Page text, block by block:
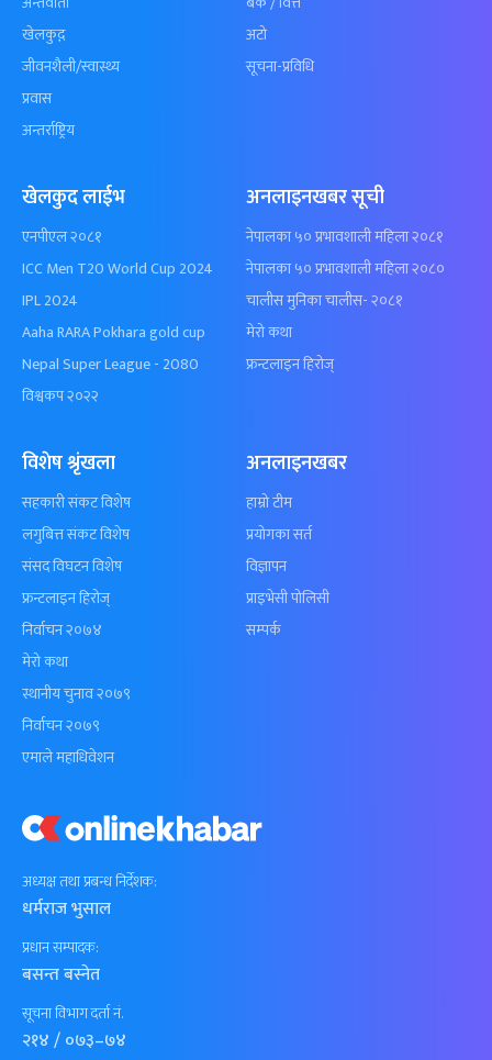
अध्यक्ष तथा प्रबन्ध निर्देशक:
धर्मराज भुसाल
प्रधान सम्पादक:
बसन्त बस्नेत
सूचना विभाग दर्ता नं.
२१४ / ०७३–७४
खेलकुद़़
जीवनशैली/स्वास्थ्य
प्रवास
अन्तर्राष्ट्रिय
अटो
सूचना-प्रविधि
खेलकुद लाईभ
एनपीएल २०८१
ICC Men T20 World Cup 2024
IPL 2024
Aaha RARA Pokhara gold cup
Nepal Super League - 2080
विश्वकप २०२२
अनलाइनखबर सूची
नेपालका ५० प्रभावशाली महिला २०८१
नेपालका ५० प्रभावशाली महिला २०८०
चालीस मुनिका चालीस- २०८१
मेरो कथा
फ्रन्टलाइन हिरोज्
विशेष श्रृंखला
सहकारी संकट विशेष
लगुबित्त संकट विशेष
संसद विघटन विशेष
फ्रन्टलाइन हिरोज्
निर्वाचन २०७४
मेरो कथा
स्थानीय चुनाव २०७९
निर्वाचन २०७९
एमाले महाधिवेशन
अनलाइनखबर
हाम्रो टीम
प्रयोगका सर्त
विज्ञापन
प्राइभेसी पोलिसी
सम्पर्क